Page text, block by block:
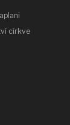
církve